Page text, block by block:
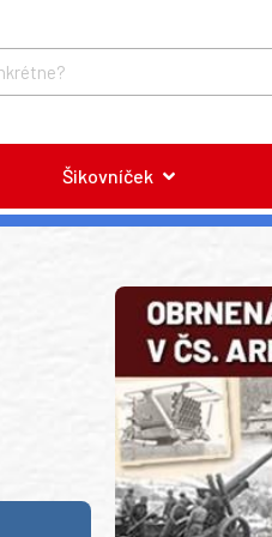
Šikovníček